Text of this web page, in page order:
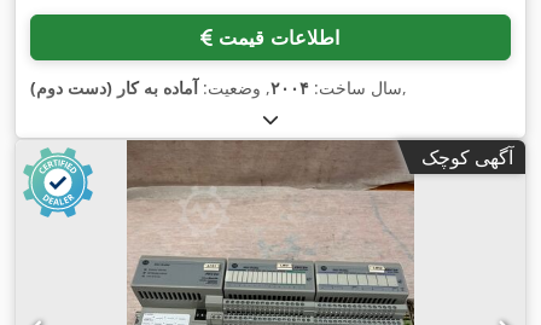
اطلاعات قیمت
سال ساخت: ۲۰۰۴, وضعیت:آماده به کار (دست دوم) ,
آگهی کوچک